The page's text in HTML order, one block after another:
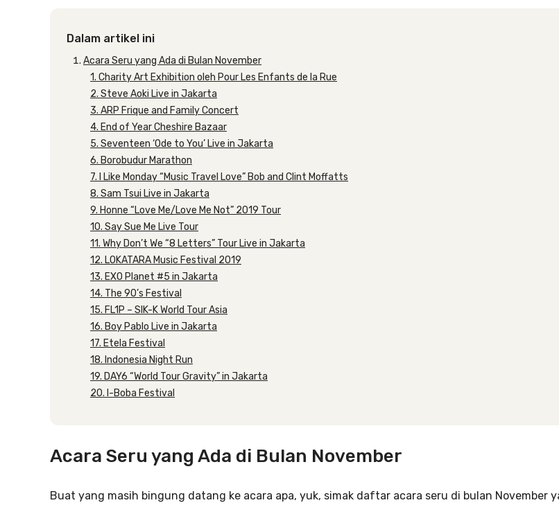
Dalam artikel ini
Acara Seru yang Ada di Bulan November
1. Charity Art Exhibition oleh Pour Les Enfants de la Rue
2. Steve Aoki Live in Jakarta
3. ARP Frique and Family Concert
4. End of Year Cheshire Bazaar
5. Seventeen ‘Ode to You’ Live in Jakarta
6. Borobudur Marathon
7. I Like Monday “Music Travel Love” Bob and Clint Moffatts
8. Sam Tsui Live in Jakarta
9. Honne “Love Me/Love Me Not” 2019 Tour
10. Say Sue Me Live Tour
11. Why Don’t We “8 Letters” Tour Live in Jakarta
12. LOKATARA Music Festival 2019
13. EXO Planet #5 in Jakarta
14. The 90’s Festival
15. FL1P – SIK-K World Tour Asia
16. Boy Pablo Live in Jakarta
17. Etela Festival
18. Indonesia Night Run
19. DAY6 “World Tour Gravity” in Jakarta
20. I-Boba Festival
Acara Seru yang Ada di Bulan November
Buat yang masih bingung datang ke acara apa, yuk, simak daftar acara seru di bulan November